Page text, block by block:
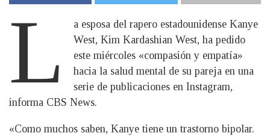
L
a esposa del rapero estadounidense Kanye
West, Kim Kardashian West, ha pedido
este miércoles «compasión y empatía»
hacia la salud mental de su pareja en una
serie de publicaciones en Instagram,
informa CBS News.
«Como muchos saben, Kanye tiene un trastorno bipolar.